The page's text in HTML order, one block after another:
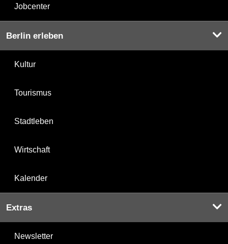
Jobcenter
Berlin erleben
Kultur
Tourismus
Stadtleben
Wirtschaft
Kalender
Extras
Newsletter